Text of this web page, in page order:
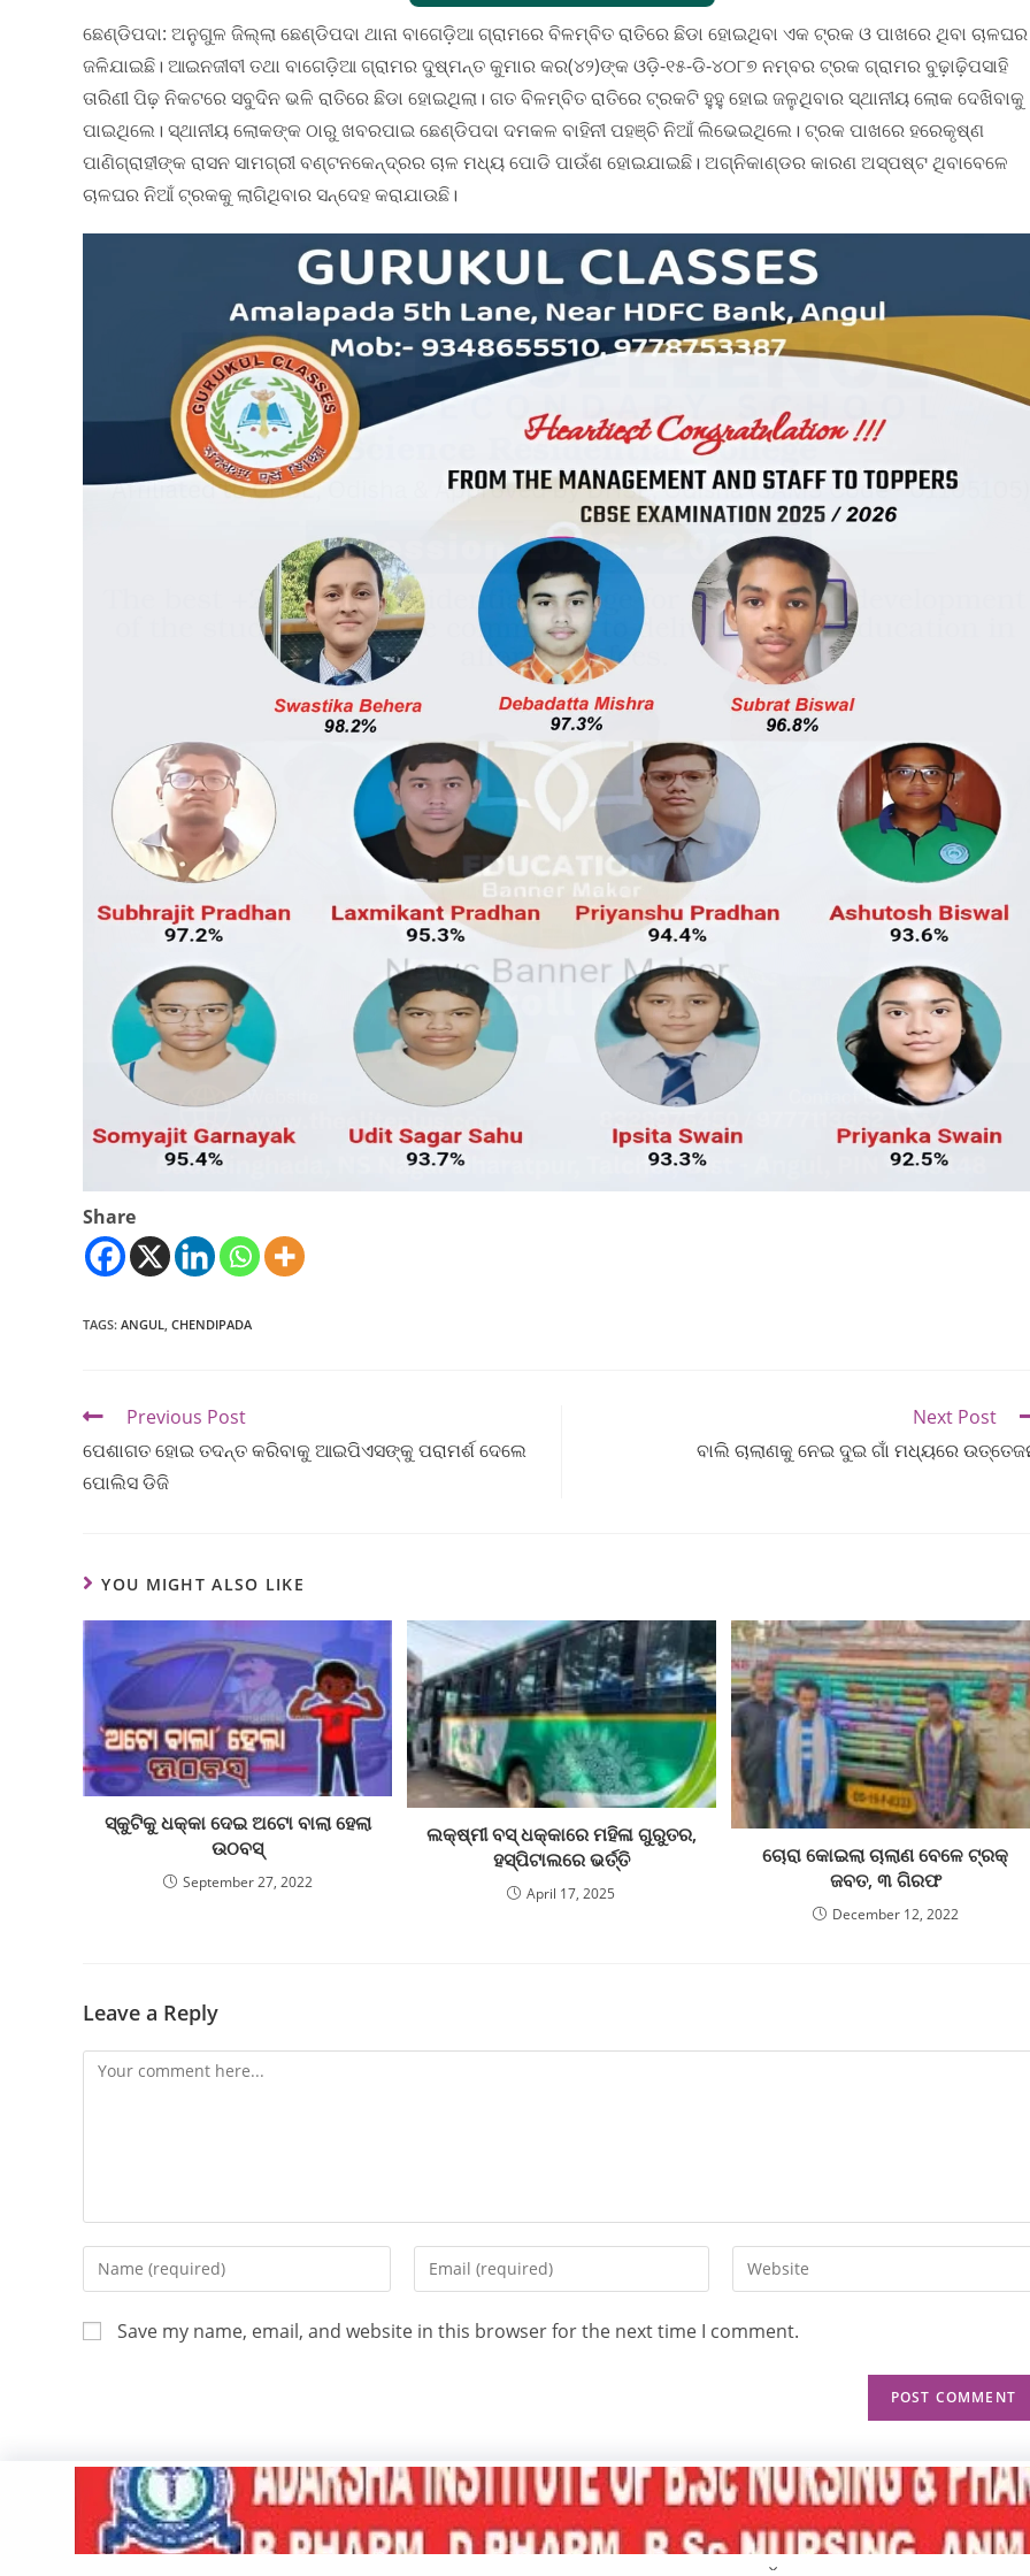
ଛେଣ୍ଡିପଦା: ଅନୁଗୁଳ ଜିଲ୍ଲା ଛେଣ୍ଡିପଦା ଥାନା ବାଗେଡ଼ିଆ ଗ୍ରାମରେ ବିଳମ୍ବିତ ରାତିରେ ଛିଡା ହୋଇଥିବା ଏକ ଟ୍ରକ ଓ ପାଖରେ ଥିବା ଚାଳଘର
ଜଳିଯାଇଛି। ଆଇନଜୀବୀ ତଥା ବାଗେଡ଼ିଆ ଗ୍ରାମର ଦୁଷ୍ମନ୍ତ କୁମାର କର(୪୨)ଙ୍କ ଓଡ଼ି-୧୫-ଡି-୪୦୮୭ ନମ୍ବର ଟ୍ରକ ଗ୍ରାମର ବୁଢ଼ାଢ଼ିପସାହି
ତାରିଣୀ ପିଢ଼ ନିକଟରେ ସବୁଦିନ ଭଳି ରାତିରେ ଛିଡା ହୋଇଥିଲା। ଗତ ବିଳମ୍ବିତ ରାତିରେ ଟ୍ରକଟି ହୁହୁ ହୋଇ ଜଳୁଥିବାର ସ୍ଥାନୀୟ ଲୋକ ଦେଖିବାକୁ
ପାଇଥିଲେ। ସ୍ଥାନୀୟ ଲୋକଙ୍କ ଠାରୁ ଖବରପାଇ ଛେଣ୍ଡିପଦା ଦମକଳ ବାହିନୀ ପହଞ୍ଚି ନିଆଁ ଲିଭେଇଥିଲେ। ଟ୍ରକ ପାଖରେ ହରେକୃଷ୍ଣ
ପାଣିଗ୍ରାହୀଙ୍କ ରାସନ ସାମଗ୍ରୀ ବଣ୍ଟନକେନ୍ଦ୍ରର ଚାଳ ମଧ୍ୟ ପୋଡି ପାଉଁଶ ହୋଇଯାଇଛି। ଅଗ୍ନିକାଣ୍ଡର କାରଣ ଅସ୍ପଷ୍ଟ ଥିବାବେଳେ
ଚାଳଘର ନିଆଁ ଟ୍ରକକୁ ଲାଗିଥିବାର ସନ୍ଦେହ କରାଯାଉଛି।
Share
TAGS: ANGUL CHENDIPADA
Previous Post
ପେଶାଗତ ହୋଇ ତଦନ୍ତ କରିବାକୁ ଆଇପିଏସଙ୍କୁ ପରାମର୍ଶ ଦେଲେ
ପୋଲିସ ଡିଜି
Next Post
ବାଲି ଚାଲାଣକୁ ନେଇ ଦୁଇ ଗାଁ ମଧ୍ୟରେ
YOU MIGHT ALSO LIKE
ସ୍କୁଟିକୁ ଧକ୍କା ଦେଇ ଅଟୋ ବାଲା ହେଲା
ଉଠବସ୍
September 27, 2022
ଲକ୍ଷ୍ମୀ ବସ୍ ଧକ୍କାରେ ମହିଳା ଗୁରୁତର,
ହସ୍ପିଟାଲରେ ଭର୍ତ୍ତି
April 17, 2025
ଚୋରା କୋଇଲା ଚାଲାଣ ବେଳେ ଟ୍ରକ୍
ଜବତ, ୩ ଗିରଫ
December 12, 2022
Leave a Reply
Save my name, email, and website in this browser for the next time I comment.
Copyright 2026 - ATV Angul All Rights Reserved
Made with ❤️ By UPDIGIT
×